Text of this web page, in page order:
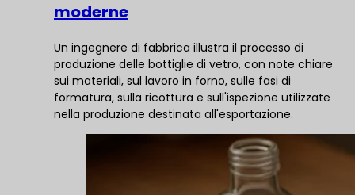
moderne
Un ingegnere di fabbrica illustra il processo di
produzione delle bottiglie di vetro, con note chiare
sui materiali, sul lavoro in forno, sulle fasi di
formatura, sulla ricottura e sull'ispezione utilizzate
nella produzione destinata all'esportazione.